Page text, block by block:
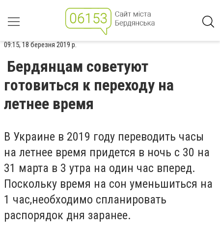
09:15, 18 березня 2019 р.
Бердянцам советуют
готовиться к переходу на
летнее время
В Украине в 2019 году переводить часы
на летнее время придется в ночь с 30 на
31 марта в 3 утра на один час вперед.
Поскольку время на сон уменьшиться на
1 час,необходимо спланировать
распорядок дня заранее.